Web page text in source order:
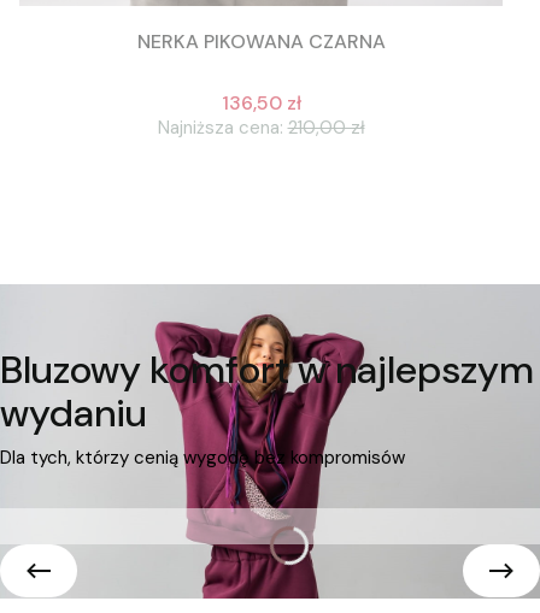
NERKA PIKOWANA CZARNA
136,50 zł
Najniższa cena: 210,00 zł
Bluzowy komfort w najlepszym
wydaniu
Dla tych, którzy cenią wygodę bez kompromisów